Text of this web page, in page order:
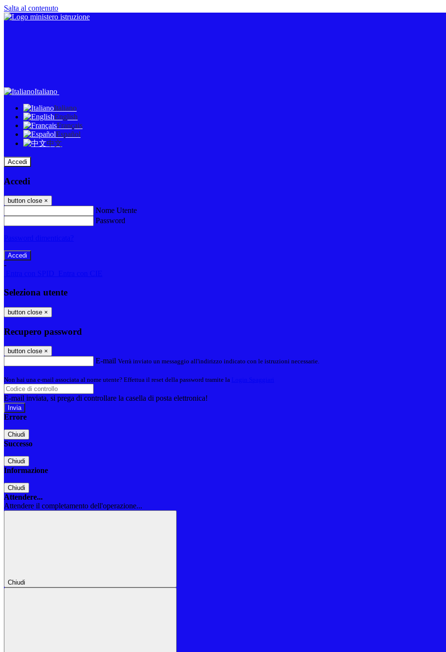
Salta al contenuto
Italiano
Italiano
English
Français
Español
中文
Accedi
Accedi
button close ×
Nome Utente
Password
-
Seleziona utente
button close ×
Recupero password
button close ×
E-mail Verrà inviato un messaggio all'indirizzo indicato con le istruzioni necessarie.
Non hai una e-mail associata al nome utente? Effettua il reset della password tramite la
E-mail inviata, si prega di controllare la casella di posta elettronica!
Errore
Chiudi
Successo
Chiudi
Informazione
Chiudi
Attendere...
Attendere il completamento dell'operazione...
Chiudi